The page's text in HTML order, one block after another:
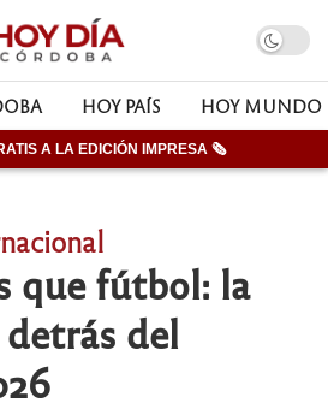
HOY PAÍS HOY MUNDO
A LA EDICIÓN IMPRESA 🗞
que fútbol: la
del